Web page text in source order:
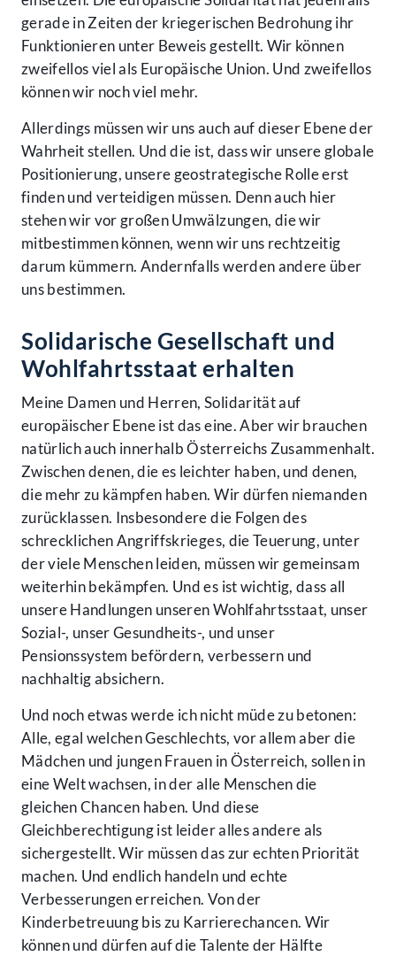
gerade in Zeiten der kriegerischen Bedrohung ihr
Funktionieren unter Beweis gestellt. Wir können
zweifellos viel als Europäische Union. Und zweifellos
können wir noch viel mehr.
Allerdings müssen wir uns auch auf dieser Ebene der
Wahrheit stellen. Und die ist, dass wir unsere globale
Positionierung, unsere geostrategische Rolle erst
finden und verteidigen müssen. Denn auch hier
stehen wir vor großen Umwälzungen, die wir
mitbestimmen können, wenn wir uns rechtzeitig
darum kümmern. Andernfalls werden andere über
uns bestimmen.
Solidarische Gesellschaft und
Wohlfahrtsstaat erhalten
Meine Damen und Herren, Solidarität auf
europäischer Ebene ist das eine. Aber wir brauchen
natürlich auch innerhalb Österreichs Zusammenhalt.
Zwischen denen, die es leichter haben, und denen,
die mehr zu kämpfen haben. Wir dürfen niemanden
zurücklassen. Insbesondere die Folgen des
schrecklichen Angriffskrieges, die Teuerung, unter
der viele Menschen leiden, müssen wir gemeinsam
weiterhin bekämpfen. Und es ist wichtig, dass all
unsere Handlungen unseren Wohlfahrtsstaat, unser
Sozial-, unser Gesundheits-, und unser
Pensionssystem befördern, verbessern und
nachhaltig absichern.
Und noch etwas werde ich nicht müde zu betonen:
Alle, egal welchen Geschlechts, vor allem aber die
Mädchen und jungen Frauen in Österreich, sollen in
eine Welt wachsen, in der alle Menschen die
gleichen Chancen haben. Und diese
Gleichberechtigung ist leider alles andere als
sichergestellt. Wir müssen das zur echten Priorität
machen. Und endlich handeln und echte
Verbesserungen erreichen. Von der
Kinderbetreuung bis zu Karrierechancen. Wir
können und dürfen auf die Talente der Hälfte